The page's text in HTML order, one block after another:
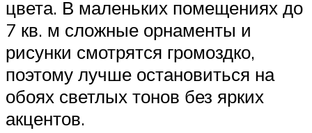
цвета. В маленьких помещениях до
7 кв. м сложные орнаменты и
рисунки смотрятся громоздко,
поэтому лучше остановиться на
обоях светлых тонов без ярких
акцентов.